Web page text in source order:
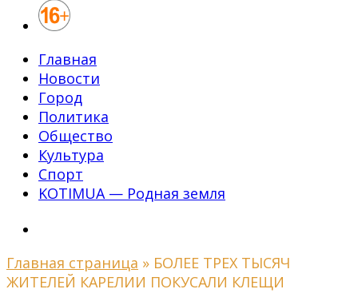
Главная
Новости
Город
Политика
Общество
Культура
Спорт
KOTIMUA — Родная земля
Главная страница » БОЛЕЕ ТРЕХ ТЫСЯЧ
ЖИТЕЛЕЙ КАРЕЛИИ ПОКУСАЛИ КЛЕЩИ